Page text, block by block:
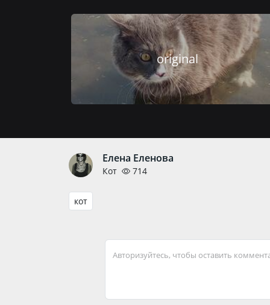
original
Елена Еленова
Кот 714
кот
Авторизуйтесь, чтобы оставить